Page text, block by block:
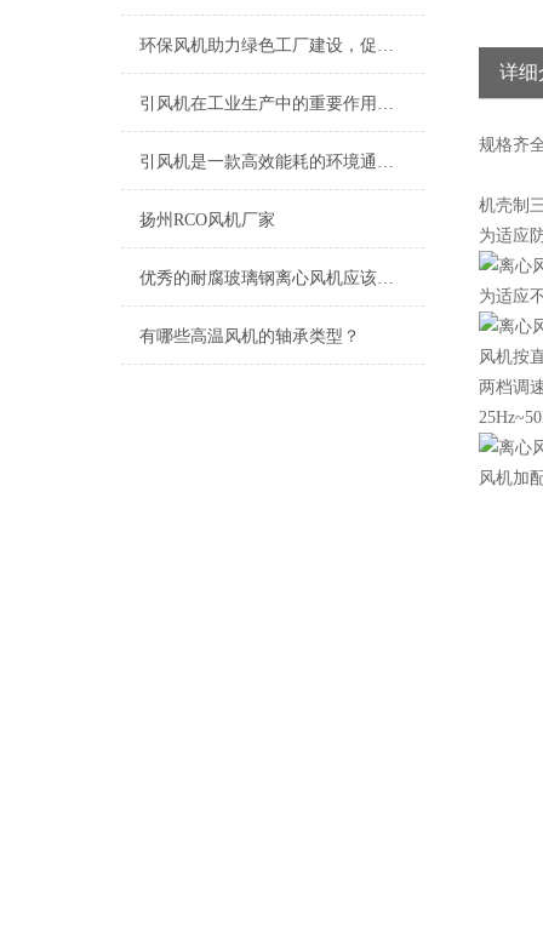
环保风机助力绿色工厂建设，促进节能减排
引风机在工业生产中的重要作用及发展趋势
引风机是一款高效能耗的环境通风设备
扬州RCO风机厂家
优秀的耐腐玻璃钢离心风机应该具备以下特点
有哪些高温风机的轴承类型？
详细
规格齐
机壳制
为适应
为适应
风机按
两档调
风机加